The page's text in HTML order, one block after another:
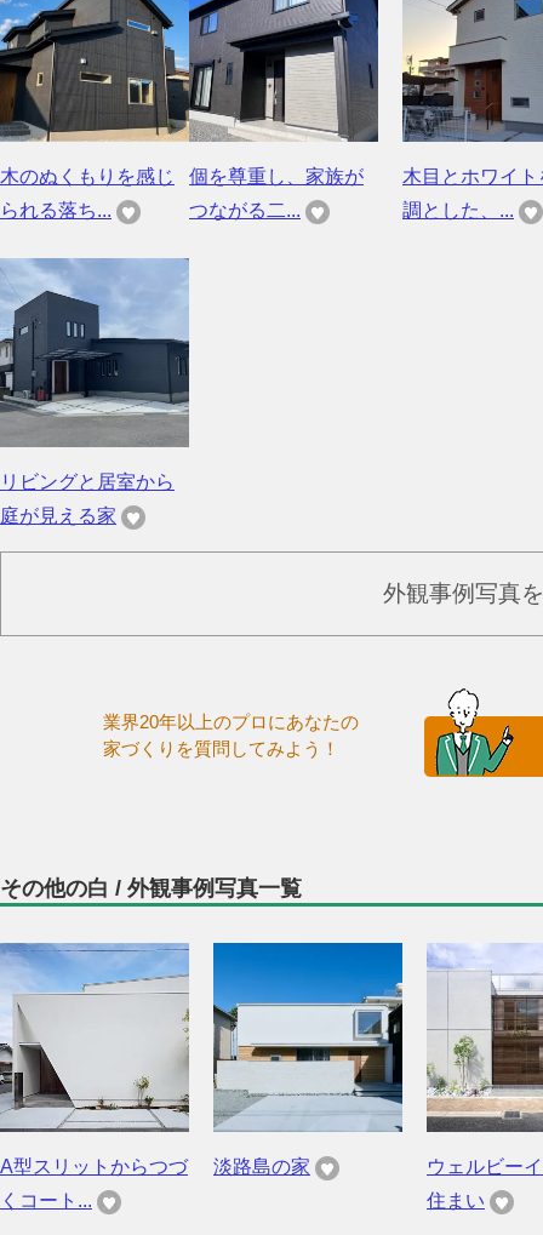
木のぬくもりを感じ
られる落ち...
個を尊重し、家族が
つながる二...
木目とホワイト
調とした、...
リビングと居室から
庭が見える家
外観事例写真
業界20年以上のプロにあなたの
家づくりを質問してみよう！
その他の白 / 外観事例写真一覧
A型スリットからつづ
くコート...
淡路島の家
ウェルビー
住まい